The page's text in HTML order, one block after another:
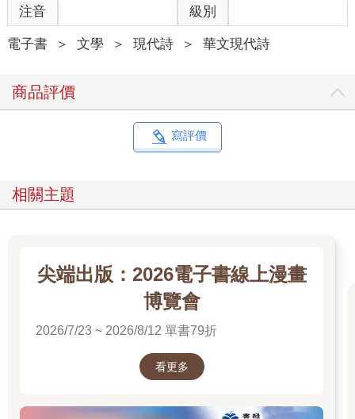
在空間裡肚掗核空間
緊發緊脹直直到爆撇
吾等迷迷迴緊轉緊轂像人玲琅樣
想尋自由
自溜係風个堅持
4.
毋使煩愁這夜係毋係永久暗落去
蛇影在天頂來來去去
吞生吞死順續脫撇時間个殼
一蕊一蕊一大片嗒嗒跌啊嗒嗒跌
注音 級別
電子書 ＞ 文學 ＞ 現代詩 ＞ 華文現代詩
商品評價
寫評價
相關主題
尖端出版：2026電子書線上漫畫
博覽會
2026/7/23 ~ 2026/8/12 單書79折
看更多